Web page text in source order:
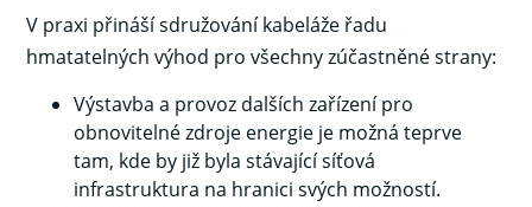
V praxi přináší sdružování kabeláže řadu
hmatatelných výhod pro všechny zúčastněné strany:
Výstavba a provoz dalších zařízení pro
obnovitelné zdroje energie je možná teprve
tam, kde by již byla stávající síťová
infrastruktura na hranici svých možností.